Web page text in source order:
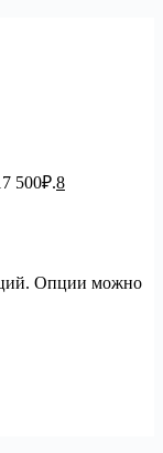
500₽.8
Опции можно